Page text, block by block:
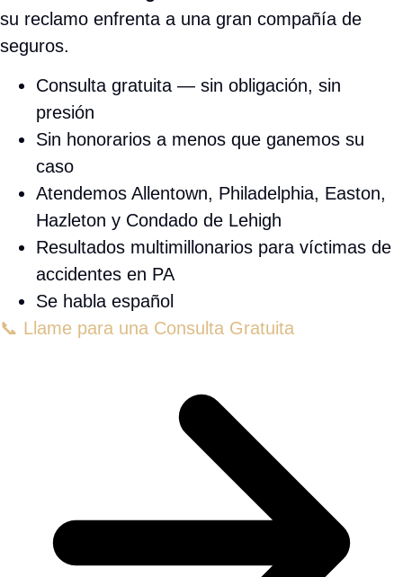
Consulta gratuita — sin obligación, sin presión
Condado de Lehigh
Resultados multimillonarios para víctimas de
accidentes en PA
Se habla español
📞 Llame para una Consulta Gratuita
O llámenos directamente: (610) 757-1603
¿Quién es el mejor abogado en
Pennsylvania?
Llama a un abogado de lesiones personales en
Muchas personas se preguntan:¿quién es el